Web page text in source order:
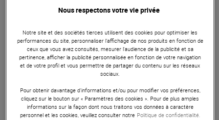
Le Pack JBL EON ONE MK2 et micro sans fil Mac Mah est
une solution portable puissante et autonome, idéale pour
des événements nécessitant une sonorisation claire et
ARTICLE N° 100222
Nous respectons votre vie privée
Notre site et des sociétés tierces utilisent des cookies pour optimiser les
performances du site, personnaliser l’affichage de nos produits en fonction de
ceux que vous avez consultés, mesurer l'audience de la publicité et sa
pertinence, afficher la publicité personnalisée en fonction de votre navigation
et de votre profil et vous permettre de partager du contenu sur les réseaux
sociaux.
Pour obtenir davantage d'informations et/ou pour modifier vos préférences,
cliquez sur le bouton sur « Paramètres des cookies ». Pour de plus amples
informations sur la façon dont nous traitons vos données à caractère
personnel et les cookies, veuillez consulter notre Politique de confidentialité.